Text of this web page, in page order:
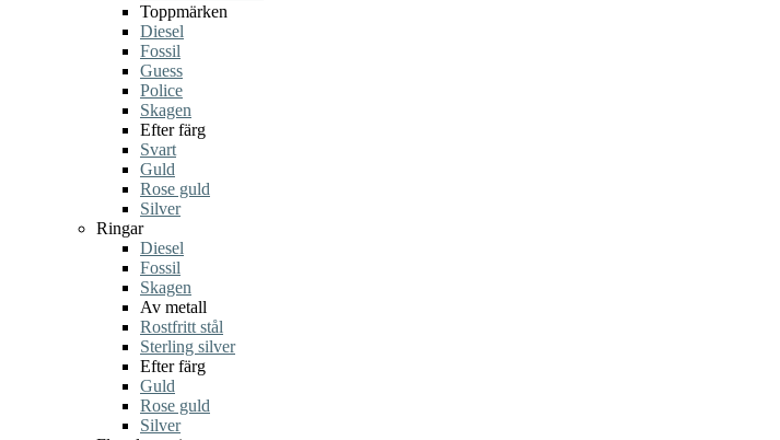
Toppmärken
Diesel
Fossil
Guess
Police
Skagen
Efter färg
Svart
Guld
Rose guld
Silver
Ringar
Diesel
Fossil
Skagen
Av metall
Rostfritt stål
Sterling silver
Efter färg
Guld
Rose guld
Silver